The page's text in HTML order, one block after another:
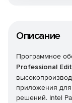
Описание
Программное
Professional
приложения
решений. Intel